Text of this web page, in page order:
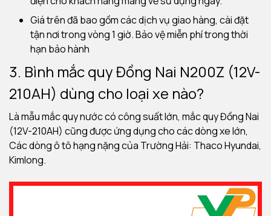
Giá trên đã bao gồm các dịch vụ giao hàng, cài đặt
tận nơi trong vòng 1 giờ.Bảo vệ miễn phí trong thời
hạn bảo hành
3. Bình mắc quy Đồng Nai N200Z (12V-
210AH) dùng cho loại xe nào?
Là mẫu mắc quy nước có công suất lớn, mắc quy Đồng Nai
(12V-210AH) cũng được ứng dụng cho các dòng xe lớn,
Các dòng ô tô hạng nặng của Trường Hải: Thaco Hyundai,
Kimlong.